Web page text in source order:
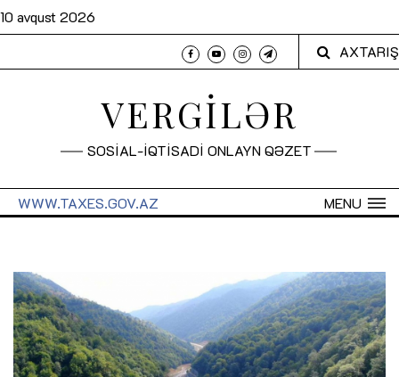
10 avqust 2026
AXTARIŞ
VERGİLƏR
SOSİAL-İQTİSADİ ONLAYN QƏZET
MENU
WWW.TAXES.GOV.AZ